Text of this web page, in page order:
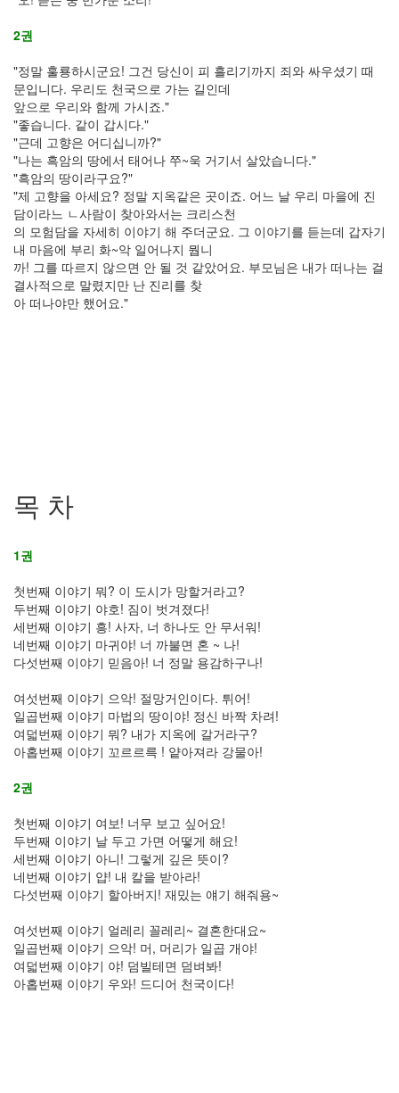
2권
"정말 훌룡하시군요! 그건 당신이 피 흘리기까지 죄와 싸우셨기 때
문입니다. 우리도 천국으로 가는 길인데
앞으로 우리와 함께 가시죠."
"좋습니다. 같이 갑시다."
"근데 고향은 어디십니까?"
"나는 흑암의 땅에서 태어나 쭈~욱 거기서 살았습니다."
"흑암의 땅이라구요?"
"제 고향을 아세요? 정말 지옥같은 곳이죠. 어느 날 우리 마을에 진
담이라느 ㄴ사람이 찾아와서는 크리스천
의 모험담을 자세히 이야기 해 주더군요. 그 이야기를 듣는데 갑자기
내 마음에 부리 화~악 일어나지 뭡니
까! 그를 따르지 않으면 안 될 것 같았어요. 부모님은 내가 떠나는 걸
결사적으로 말렸지만 난 진리를 찾
아 떠나야만 했어요."
목 차
1권
첫번째 이야기 뭐? 이 도시가 망할거라고?
두번째 이야기 야호! 짐이 벗겨졌다!
세번째 이야기 흥! 사자, 너 하나도 안 무서워!
네번째 이야기 마귀야! 너 까불면 혼 ~ 나!
다섯번째 이야기 믿음아! 너 정말 용감하구나!
여섯번째 이야기 으악! 절망거인이다. 튀어!
일곱번째 이야기 마법의 땅이야! 정신 바짝 차려!
여덟번째 이야기 뭐? 내가 지옥에 갈거라구?
아홉번째 이야기 꼬르르륵 ! 얕아져라 강물아!
2권
첫번째 이야기 여보! 너무 보고 싶어요!
두번째 이야기 날 두고 가면 어떻게 해요!
세번째 이야기 아니! 그렇게 깊은 뜻이?
네번째 이야기 얍! 내 칼을 받아라!
다섯번째 이야기 할아버지! 재밌는 얘기 해줘용~
여섯번째 이야기 얼레리 꼴레리~ 결혼한대요~
일곱번째 이야기 으악! 머, 머리가 일곱 개야!
여덟번째 이야기 야! 덤빌테면 덤벼봐!
아홉번째 이야기 우와! 드디어 천국이다!